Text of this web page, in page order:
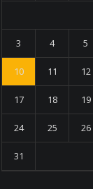
3 4 5
10 11 12
17 18 19
24 25 26
31